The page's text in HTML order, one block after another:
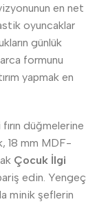
en net
oyuncaklar
günlük
formunu
yapmak en
düğmelerine
18 mm MDF-
Çocuk İlgi
edin. Yengeç
minik şeflerin